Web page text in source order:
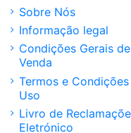
Sobre Nós
Informação legal
Condições Gerais de
Venda
Termos e
Uso
Livro de
Eletrónico